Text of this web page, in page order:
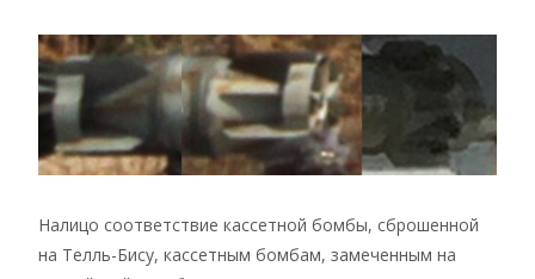
Налицо соответствие кассетной бомбы, сброшенной
на Телль-Бису, кассетным бомбам, замеченным на